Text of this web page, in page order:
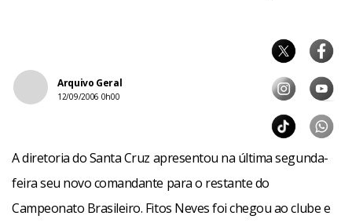
Arquivo Geral
12/09/2006 0h00
A diretoria do Santa Cruz apresentou na última segunda-
feira seu novo comandante para o restante do
Campeonato Brasileiro. Fitos Neves foi chegou ao clube e